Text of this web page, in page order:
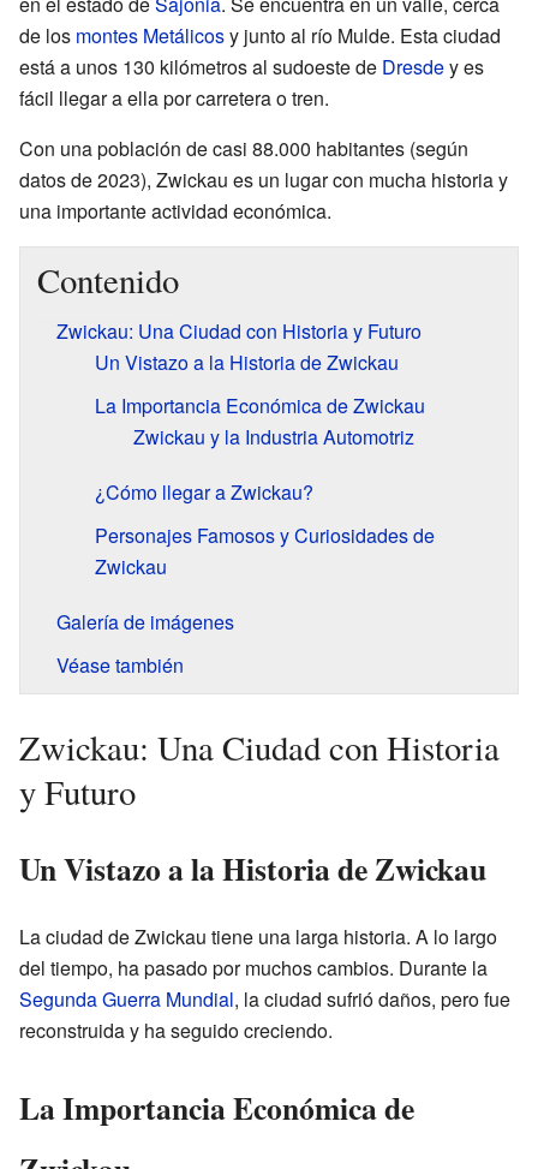
de los montes Metálicosy junto al río Mulde. Esta ciudad
está a unos 130 kilómetros al sudoeste de Dresdey es
fácil llegar a ella por carretera o tren.
Con una población de casi 88.000 habitantes (según
datos de 2023), Zwickau es un lugar con mucha historia y
una importante actividad económica.
Contenido
Zwickau: Una Ciudad con Historia y Futuro
Un Vistazo a la Historia de Zwickau
La Importancia Económica de Zwickau
Zwickau y la Industria Automotriz
¿Cómo llegar a Zwickau?
Personajes Famosos y Curiosidades de
Zwickau
Galería de imágenes
Véase también
Zwickau: Una Ciudad con Historia
y Futuro
Un Vistazo a la Historia de Zwickau
La ciudad de Zwickau tiene una larga historia. A lo largo
del tiempo, ha pasado por muchos cambios. Durante la
Segunda Guerra Mundial, la ciudad sufrió daños, pero fue
reconstruida y ha seguido creciendo.
La Importancia Económica de